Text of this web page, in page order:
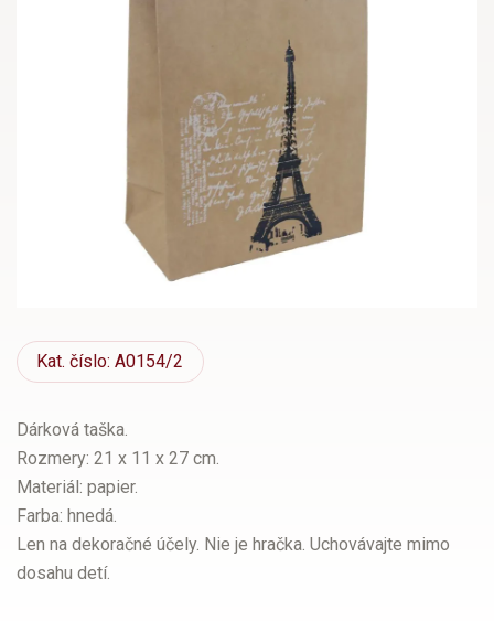
Kat. číslo: A0154/2
Dárková taška.
Rozmery: 21 x 11 x 27 cm.
Materiál: papier.
Farba: hnedá.
Len na dekoračné účely. Nie je hračka. Uchovávajte mimo
dosahu detí.